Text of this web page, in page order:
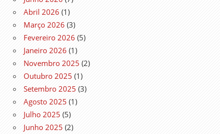
Abril 2026 (1)
Março 2026 (3)
Fevereiro 2026 (5)
Janeiro 2026 (1)
Novembro 2025 (2)
Outubro 2025 (1)
Setembro 2025 (3)
Agosto 2025 (1)
Julho 2025 (5)
Junho 2025 (2)